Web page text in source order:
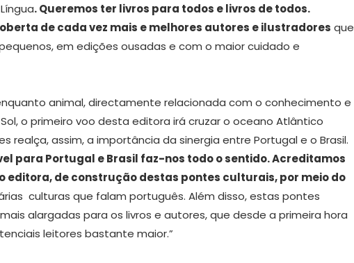
. Queremos ter livros para todos e livros de todos.
de cada vez mais e melhores autores e ilustradores que
em edições ousadas e com o maior cuidado e
animal, directamente relacionada com o conhecimento e
o primeiro voo desta editora irá cruzar o oceano Atlântico
realça, assim, a importância da sinergia entre Portugal e o Brasil.
para Portugal e Brasil faz-nos todo o sentido. Acreditamos
editora, de construção destas pontes culturais, por meio do
culturas que falam português. Além disso, estas pontes
alargadas para os livros e autores, que desde a primeira hora
leitores bastante maior.”